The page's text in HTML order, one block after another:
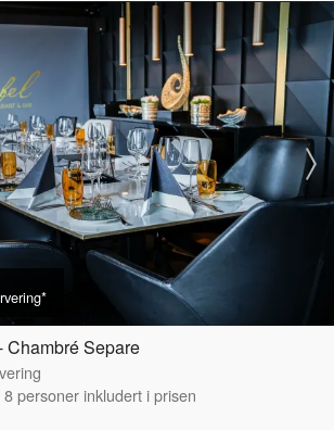
Chambré Separe
personer inkludert i prisen